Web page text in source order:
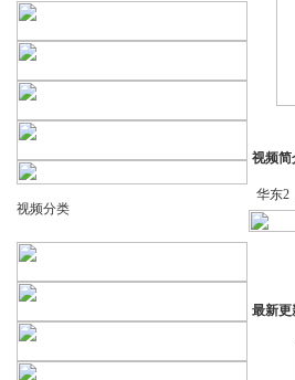
视频分类
视频简
华东2
最新更